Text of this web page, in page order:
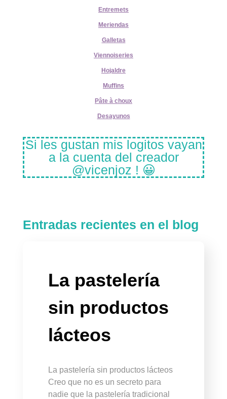
Entremets
Meriendas
Galletas
Viennoiseries
Hojaldre
Muffins
Pâte à choux
Desayunos
Si les gustan mis logitos vayan
a la cuenta del creador
@vicenjoz ! 😀
Entradas recientes en el blog
La pastelería
sin productos
lácteos
La pastelería sin productos lácteos
Creo que no es un secreto para
nadie que la pastelería tradicional